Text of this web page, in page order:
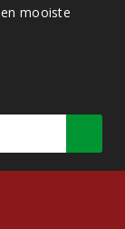
mooiste